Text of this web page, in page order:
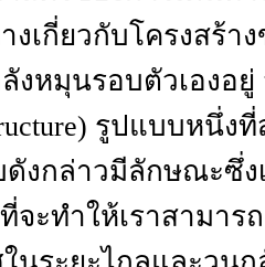
งเกี่ยวกับโครงสร้
งหมุนรอบตัวเองอ
รูปแบบหนึ่ง
งกล่าวมีลักษณะซึ่ง
จะทำให้เราสามา